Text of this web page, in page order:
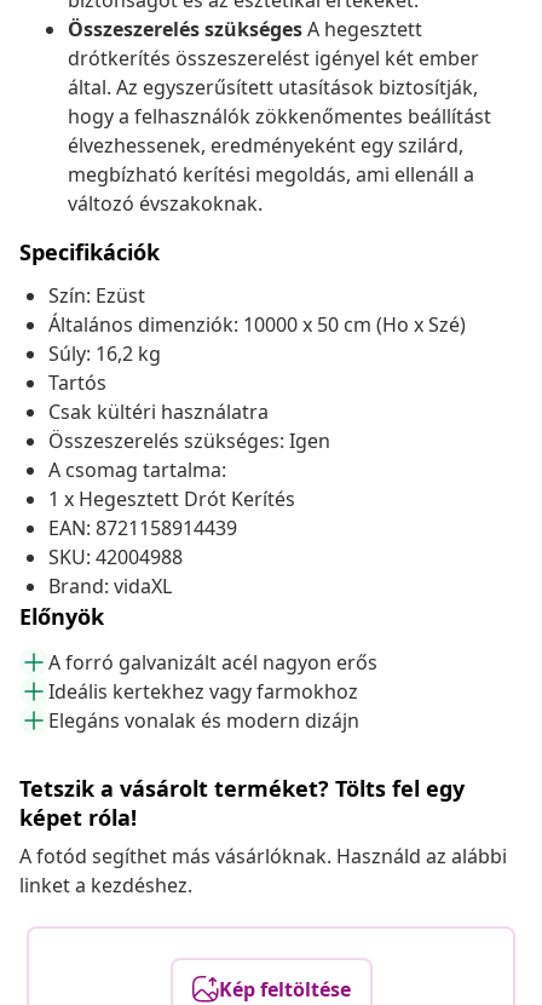
Összeszerelés szükségesA hegesztett
drótkerítés összeszerelést igényel két ember
által. Az egyszerűsített utasítások biztosítják,
hogy a felhasználók zökkenőmentes beállítást
élvezhessenek, eredményeként egy szilárd,
megbízható kerítési megoldás, ami ellenáll a
változó évszakoknak.
Specifikációk
Szín: Ezüst
Általános dimenziók: 10000 x 50 cm (Ho x Szé)
Súly: 16,2 kg
Tartós
Csak kültéri használatra
Összeszerelés szükséges: Igen
A csomag tartalma:
1 x Hegesztett Drót Kerítés
EAN: 8721158914439
SKU: 42004988
Brand: vidaXL
Előnyök
A forró galvanizált acél nagyon erős
Ideális kertekhez vagy farmokhoz
Elegáns vonalak és modern dizájn
Tetszik a vásárolt terméket? Tölts fel egy
képet róla!
A fotód segíthet más vásárlóknak. Használd az alábbi
linket a kezdéshez.
Kép feltöltése